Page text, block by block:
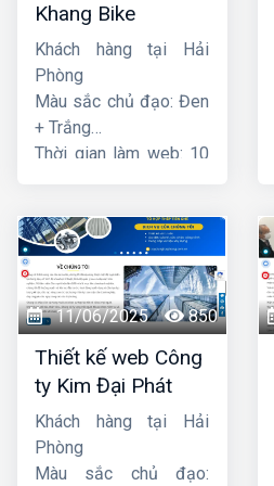
Khang Bike
Khách hàng tại Hải
Phòng
Màu sắc chủ đạo: Đen
+ Trắng
Thời gian làm web: 10
11/06/2025 850
Thiết kế web Công
ty Kim Đại Phát
Khách hàng tại Hải
Phòng
Màu sắc chủ đạo: